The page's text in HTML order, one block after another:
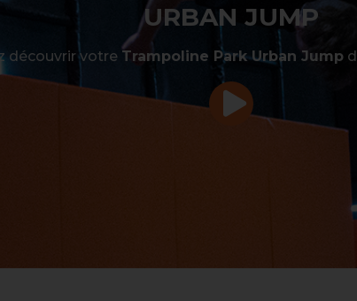
URBAN JUMP
découvrir votre Trampoline Park Urban Jump